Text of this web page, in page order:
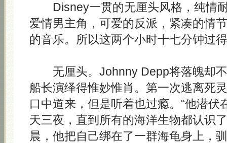
Disney一贯的无厘头风格，纯情
爱情男主角，可爱的反派，紧凑的情
的音乐。所以这两个小时十七分钟过
无厘头。Johnny Depp将落魄却不
船长演绎得惟妙惟肖。第一次逃离死
口中道来，但是听着也过瘾。“他潜伏
天三夜，直到所有的海洋生物都认识
晨，他把自己绑在了一群海龟身上，